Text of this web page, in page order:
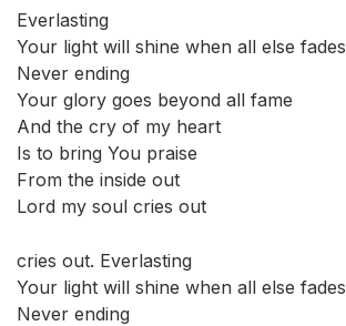
Everlasting
Your light will shine when all else fades
Never ending
Your glory goes beyond all fame
And the cry of my heart
Is to bring You praise
From the inside out
Lord my soul cries out
cries out. Everlasting
Your light will shine when all else fades
Never ending